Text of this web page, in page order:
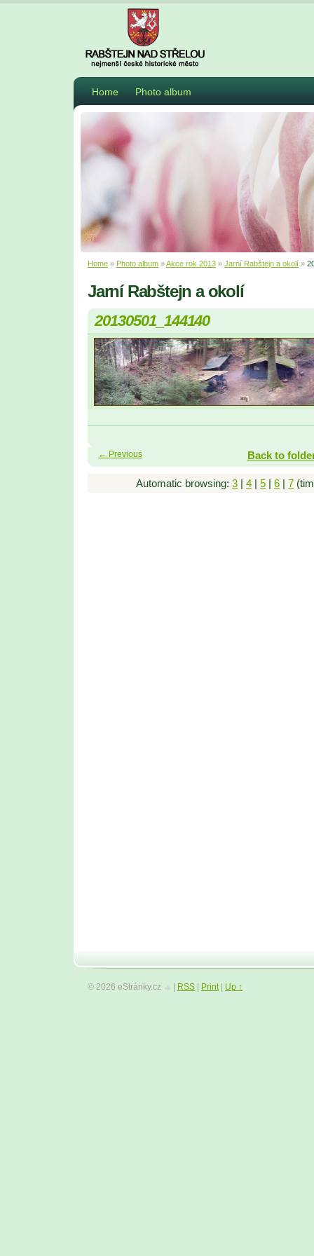
Home Photo album
Home » Photo album »Akce rok 2013 » Jarní Rabštejn a okolí »
Jarní Rabštejn a okolí
20130501_144140
← Previous Back to
Automatic browsing: 3 | 4 | 5 | 6 | 7
© 2026 eStránky.cz RSS Print| Up ↑